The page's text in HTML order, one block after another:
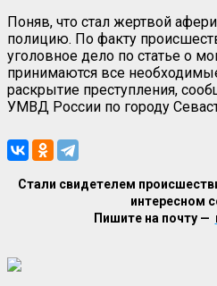
Поняв, что стал жертвой
полицию. По факту
уголовное дело по статье о
принимаются все
раскрытие преступления,
УМВД России по городу
Стали свидетелем
интересном
Пишите на почту —